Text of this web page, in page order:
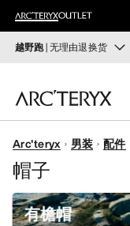
越野跑| 无理由退换货
打造全套越野跑装备
无理由退换货
改变主意了？ 30天
开始免费退货。
女士
男士
装备
VEILANCE
发现
Arc'teryx 男装 配件
帽子
有檐帽